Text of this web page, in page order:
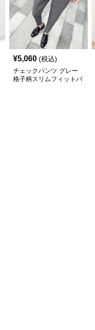
¥5,060 (税込)
チェックパンツ グレー
格子柄スリムフィットパ